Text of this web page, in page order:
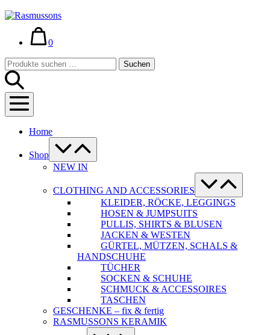
Warenkorb
0im
Suche-
Schalter
Suchen
nach:
Suchen
Menü-
Schalter
Home
Shop
Menü-
Schalter
NEW IN
CLOTHING AND ACCESSORIES
Menü-
Schalter
KLEIDER, RÖCKE, LEGGINGS
HOSEN & JUMPSUITS
PULLIS, SHIRTS & BLUSEN
JACKEN & WESTEN
GÜRTEL, MÜTZEN, SCHALS &
HANDSCHUHE
TÜCHER
SOCKEN & SCHUHE
SCHMUCK & ACCESSOIRES
TASCHEN
GESCHENKE – fix & fertig
RASMUSSONS KERAMIK
Menü-